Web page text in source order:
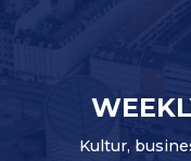
Kultur,